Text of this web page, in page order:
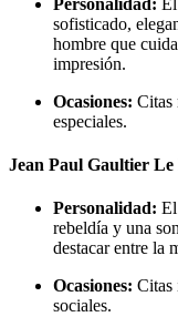
sofisticado,
hombre que
impresión.
Ocasiones: Citas
especiales.
Jean Paul Gaultier
Personalidad:
rebeldía y una
destacar entre la
Ocasiones: Citas
sociales.